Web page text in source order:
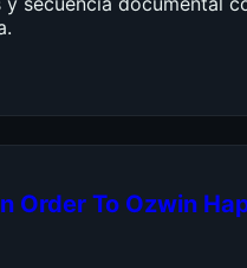
Order To Ozwin